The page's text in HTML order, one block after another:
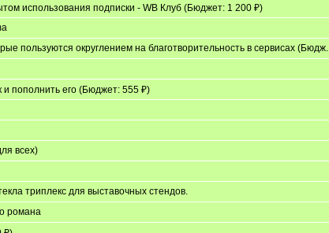
использования подписки - WB Клуб (Бюджет: 1 200 ₽)
пользуются округлением на благотворительность в сервисах (Бюдж...
пополнить его (Бюджет: 555 ₽)
всех)
триплекс для выставочных стендов.
романа